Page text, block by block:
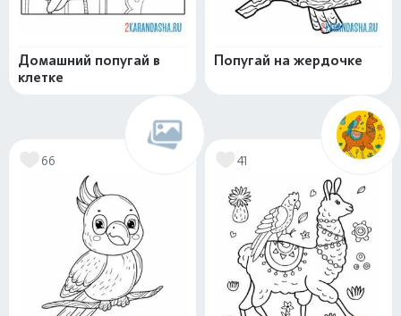
Домашний попугай в
клетке
Попугай на жердочке
66 41